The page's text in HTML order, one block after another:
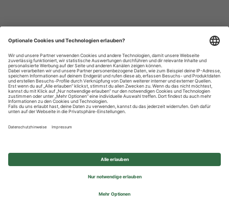
Datenschutzhinweise
Impressum
Privatsphäre-Einstellungen
© 2026 REWE Group - All rights reserved